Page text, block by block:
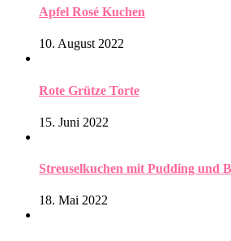
Apfel Rosé Kuchen
10. August 2022
Rote Grütze Torte
15. Juni 2022
Streuselkuchen mit Pudding und
18. Mai 2022